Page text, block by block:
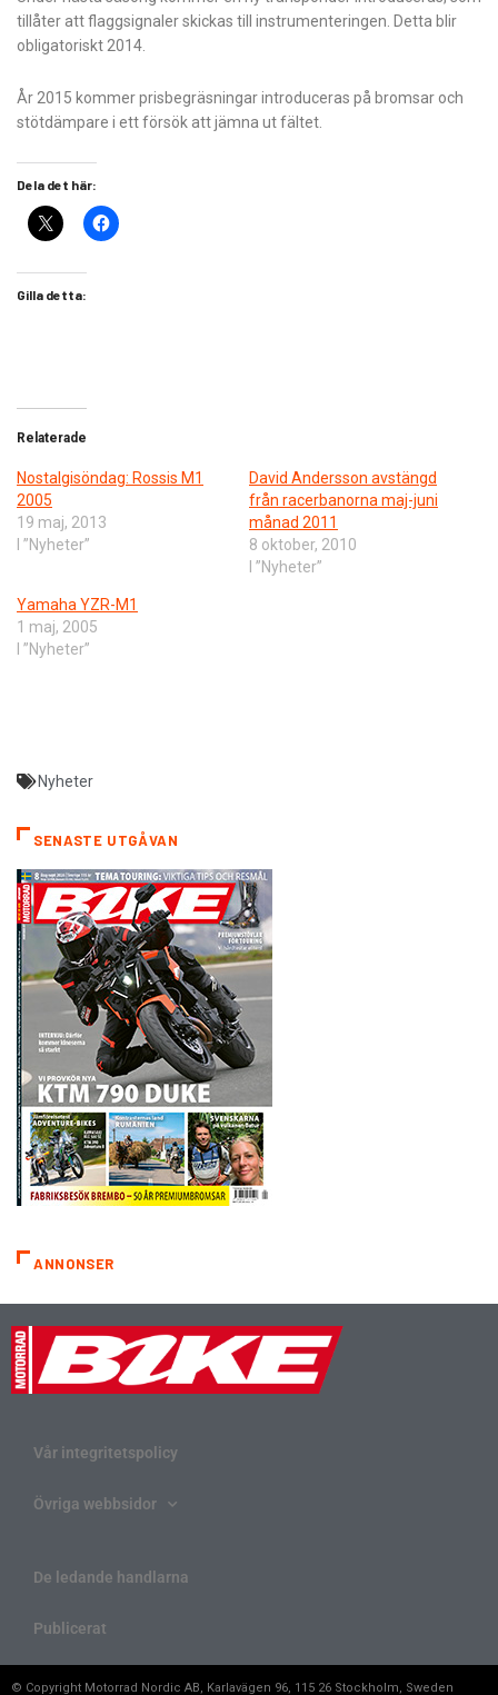
tillåter att flaggsignaler skickas till instrumenteringen. Detta blir
obligatoriskt 2014.
År 2015 kommer prisbegräsningar introduceras på bromsar och
stötdämpare i ett försök att jämna ut fältet.
Dela det här:
Gilla detta:
Relaterade
Nostalgisöndag: Rossis M1
2005
19 maj, 2013
I ”Nyheter”
David Andersson avstängd
från racerbanorna maj-juni
månad 2011
8 oktober, 2010
I ”Nyheter”
Yamaha YZR-M1
1 maj, 2005
I ”Nyheter”
Nyheter
SENASTE UTGÅVAN
ANNONSER
Vår integritetspolicy
Övriga webbsidor
De ledande handlarna
Publicerat
© Copyright Motorrad Nordic AB, Karlavägen 96, 115 26 Stockholm, Sweden